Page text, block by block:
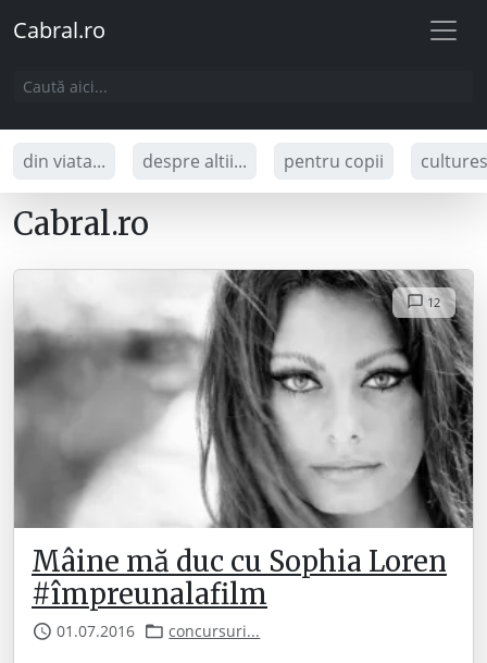
Cabral.ro
din viata... despre altii... pentru copii
Cabral.ro
12
Mâine mă duc cu Sophia Loren
#împreunalafilm
01.07.2016 concursuri...